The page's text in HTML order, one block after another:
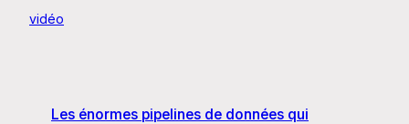
vidéo
Les énormes pipelines de données qui